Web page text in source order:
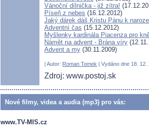
Vánoční dílnička - již zítra!
Píseň z nebes (16.12.2012)
Jaký dárek dáš Kristu Pánu k
Adventní čas (15.12.2012)
Myšlenky kardinála Piacenza pro
Námět na advent - Brána víry
Advent a my (30.11.2009)
| Autor: Roman Tomek | Vydáno dne 18.
Zdroj: www.postoj.sk
Nové filmy, videa a audia (mp3) pro vás:
www.TV-MIS.cz